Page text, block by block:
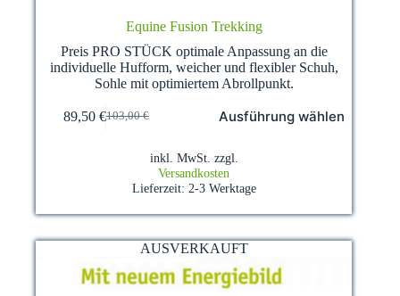
Equine Fusion Trekking
Preis PRO STÜCK optimale Anpassung an die
individuelle Hufform, weicher und flexibler Schuh,
Sohle mit optimiertem Abrollpunkt.
103,00€
Ursprünglicher
89,50 €Aktueller
Ausführung wählen
Produkt
Optionen
Produktseite
inkl. MwSt. zzgl.
Versandkosten
Lieferzeit: 2-3 Werktage
AUSVERKAUFT